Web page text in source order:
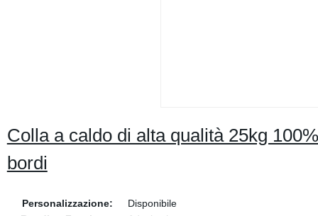
Colla a caldo di alta qualità 25kg
bordi
Personalizzazione:
Disponibile